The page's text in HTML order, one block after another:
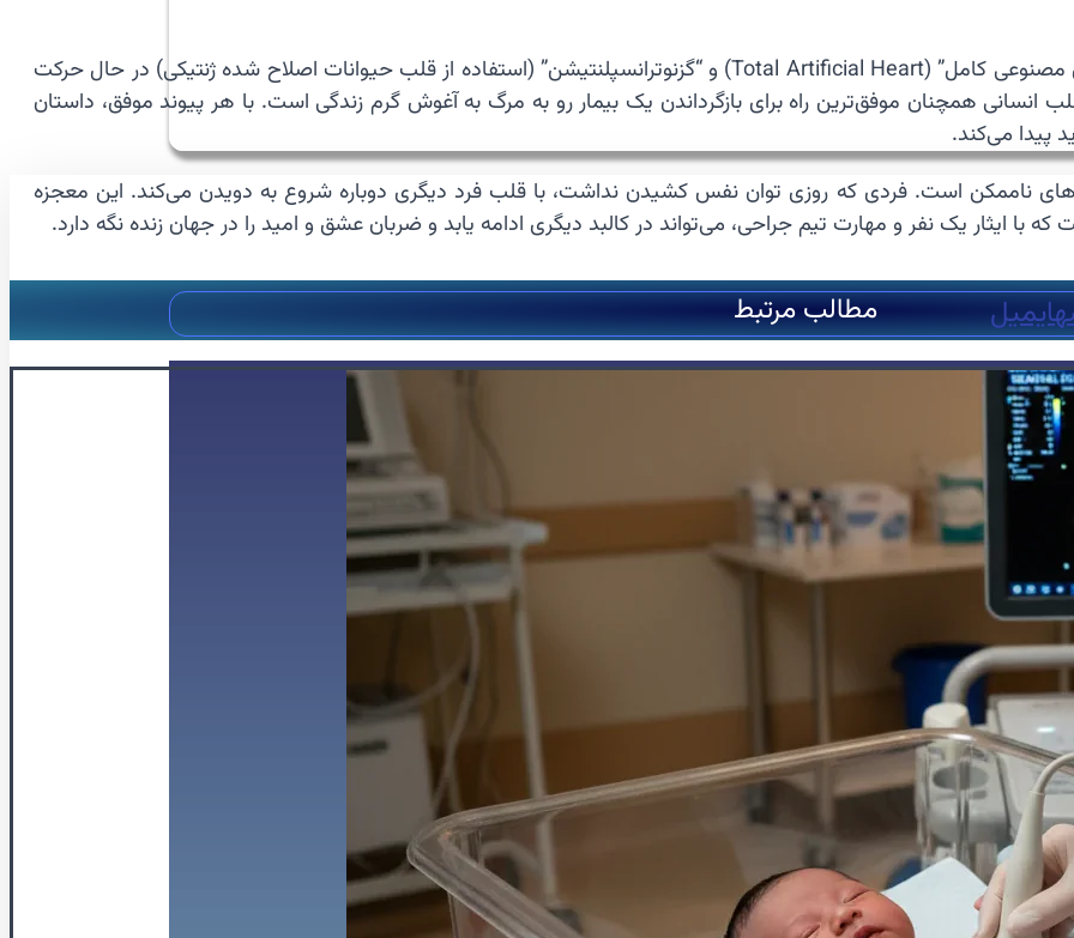
ایمیل
✨ آینده پیوند قلب به سمت روش‌های نوین مانند “قلب‌های مصنوعی کامل” (Total Artificial Heart) و “گزنوترانسپلنتیشن” (استفاده از قلب حیوانات اصلاح شده ژنتیکی) در حال حرکت
همچنان موفق‌ترین راه برای بازگرداندن یک بیمار رو به مرگ به آغوش گرم زندگی است. با هر پیوند موفق، داستان
پیدا می‌کند.
ناممکن است. فردی که روزی توان نفس کشیدن نداشت، با قلب فرد دیگری دوباره شروع به دویدن می‌کند. این معجزه
با ایثار یک نفر و مهارت تیم جراحی، می‌تواند در کالبد دیگری ادامه یابد و ضربان عشق و امید را در جهان زنده نگه دارد.
مطالب مرتبط